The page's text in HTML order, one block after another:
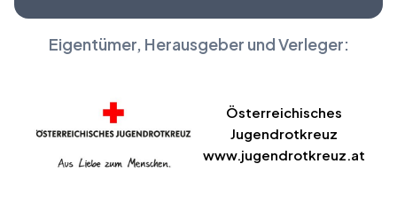
Eigentümer, Herausgeber und Verleger:
Österreichisches
Jugendrotkreuz
www.jugendrotkreuz.at